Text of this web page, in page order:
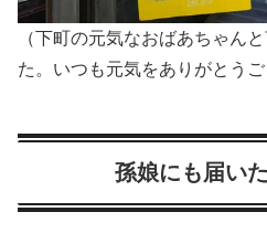
（下町の元気なおばあちゃん
た。いつも元気をありがとうご
孫娘にも届い